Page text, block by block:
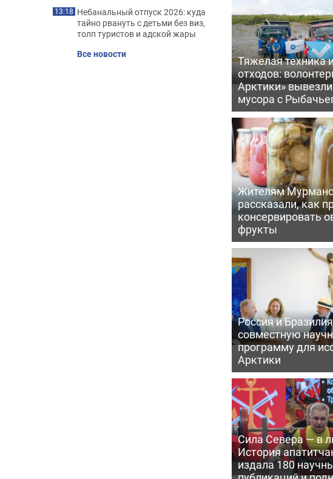
Тяжелая техника
отходов:
Арктики»
мусора с
Жителям
рассказали, как
консервировать
фрукты
Россия и
совместную
программу для
Арктики
Сила Севера — в
История
издала 180
13:18 Небанальный отпуск 2026: куда
тайно рвануть с детьми без виз,
толп туристов и адской жары
Все новости